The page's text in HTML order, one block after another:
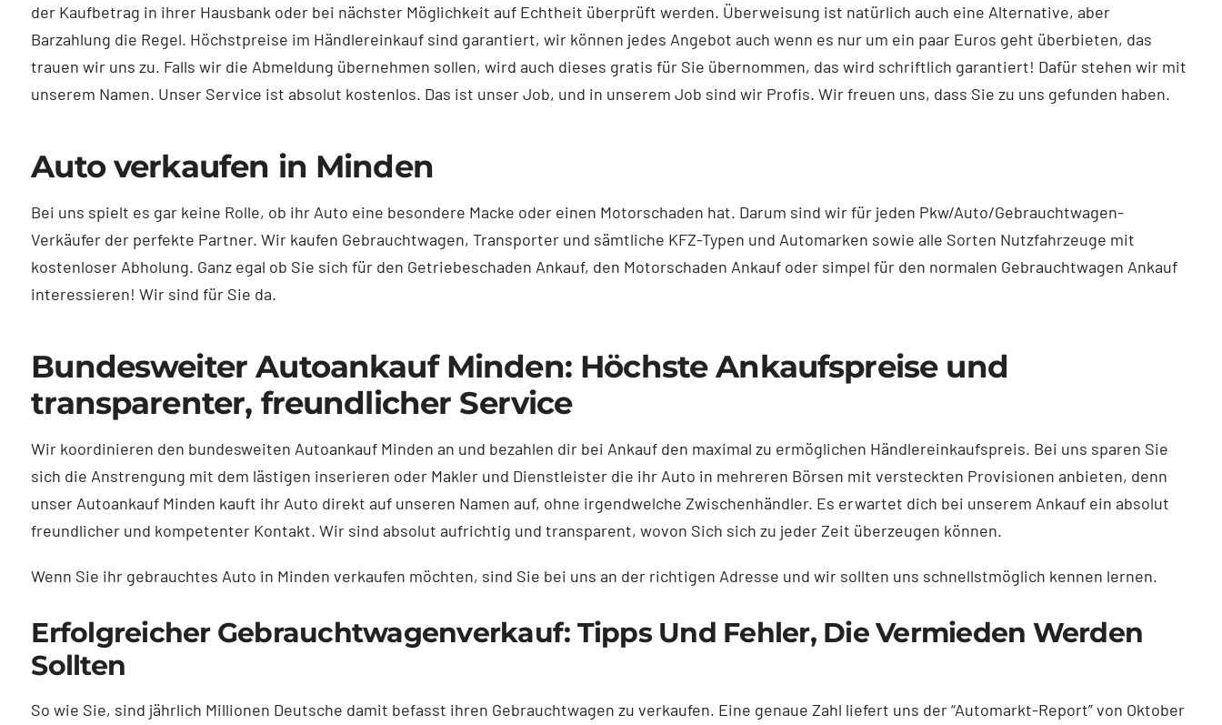
der Kaufbetrag in ihrer Hausbank oder bei nächster Möglichkeit auf Echtheit überprüft werden. Überweisung ist natürlich auch eine Alternative, aber
Barzahlung die Regel. Höchstpreise im Händlereinkauf sind garantiert, wir können jedes Angebot auch wenn es nur um ein paar Euros geht überbieten, das
trauen wir uns zu. Falls wir die Abmeldung übernehmen sollen, wird auch dieses gratis für Sie übernommen, das wird schriftlich garantiert! Dafür stehen wir mit
unserem Namen. Unser Service ist absolut kostenlos. Das ist unser Job, und in unserem Job sind wir Profis. Wir freuen uns, dass Sie zu uns gefunden haben.
Auto verkaufen in Minden
Bei uns spielt es gar keine Rolle, ob ihr Auto eine besondere Macke oder einen Motorschaden hat. Darum sind wir für jeden Pkw/Auto/Gebrauchtwagen-
Verkäufer der perfekte Partner. Wir kaufen Gebrauchtwagen, Transporter und sämtliche KFZ-Typen und Automarken sowie alle Sorten Nutzfahrzeuge mit
kostenloser Abholung. Ganz egal ob Sie sich für den Getriebeschaden Ankauf, den Motorschaden Ankauf oder simpel für den normalen Gebrauchtwagen Ankauf
interessieren! Wir sind für Sie da.
Bundesweiter Autoankauf Minden: Höchste Ankaufspreise und
transparenter, freundlicher Service
Wir koordinieren den bundesweiten Autoankauf Minden an und bezahlen dir bei Ankauf den maximal zu ermöglichen Händlereinkaufspreis. Bei uns sparen Sie
sich die Anstrengung mit dem lästigen inserieren oder Makler und Dienstleister die ihr Auto in mehreren Börsen mit versteckten Provisionen anbieten, denn
unser Autoankauf Minden kauft ihr Auto direkt auf unseren Namen auf, ohne irgendwelche Zwischenhändler. Es erwartet dich bei unserem Ankauf ein absolut
freundlicher und kompetenter Kontakt. Wir sind absolut aufrichtig und transparent, wovon Sich sich zu jeder Zeit überzeugen können.
Wenn Sie ihr gebrauchtes Auto in Minden verkaufen möchten, sind Sie bei uns an der richtigen Adresse und wir sollten uns schnellstmöglich kennen lernen.
Erfolgreicher Gebrauchtwagenverkauf: Tipps Und Fehler, Die Vermieden Werden
Sollten
So wie Sie, sind jährlich Millionen Deutsche damit befasst ihren Gebrauchtwagen zu verkaufen. Eine genaue Zahl liefert uns der “Automarkt-Report” von Oktober